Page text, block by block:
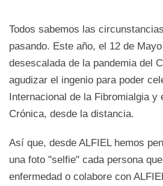
Todos sabemos las
pasando. Este año, el 12 de
desescalada de la pandemia del
agudizar el ingenio para poder
Internacional de la Fibromialgia y
Crónica, desde la distancia.
Así que, desde ALFIEL hemos
una foto "selfie" cada persona
enfermedad o colabore con